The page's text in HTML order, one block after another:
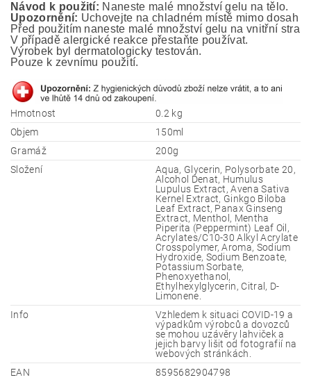
Návod k použití: Naneste malé množství gelu na tělo.
Upozornění: Uchovejte na chladném místě mimo dosah
Před použitím naneste malé množství gelu na vnitřní
V případě alergické reakce přestaňte používat.
Výrobek byl dermatologicky testován.
Pouze k zevnímu použití.
Hmotnost
0.2 kg
Objem
150ml
Gramáž
200g
Složení
Aqua, Glycerin, Polysorbate 20,
Alcohol Denat, Humulus
Lupulus Extract, Avena Sativa
Kernel Extract, Ginkgo Biloba
Leaf Extract, Panax Ginseng
Extract, Menthol, Mentha
Piperita (Peppermint) Leaf Oil,
Acrylates/C10-30 Alkyl Acrylate
Crosspolymer, Aroma, Sodium
Hydroxide, Sodium Benzoate,
Potassium Sorbate,
Phenoxyethanol,
Ethylhexylglycerin, Citral, D-
Limonene.
Info
Vzhledem k situaci COVID-19 a
výpadkům výrobců a dovozců
se mohou uzávěry lahviček a
jejich barvy lišit od fotografií na
webových stránkách.
EAN
8595682904798